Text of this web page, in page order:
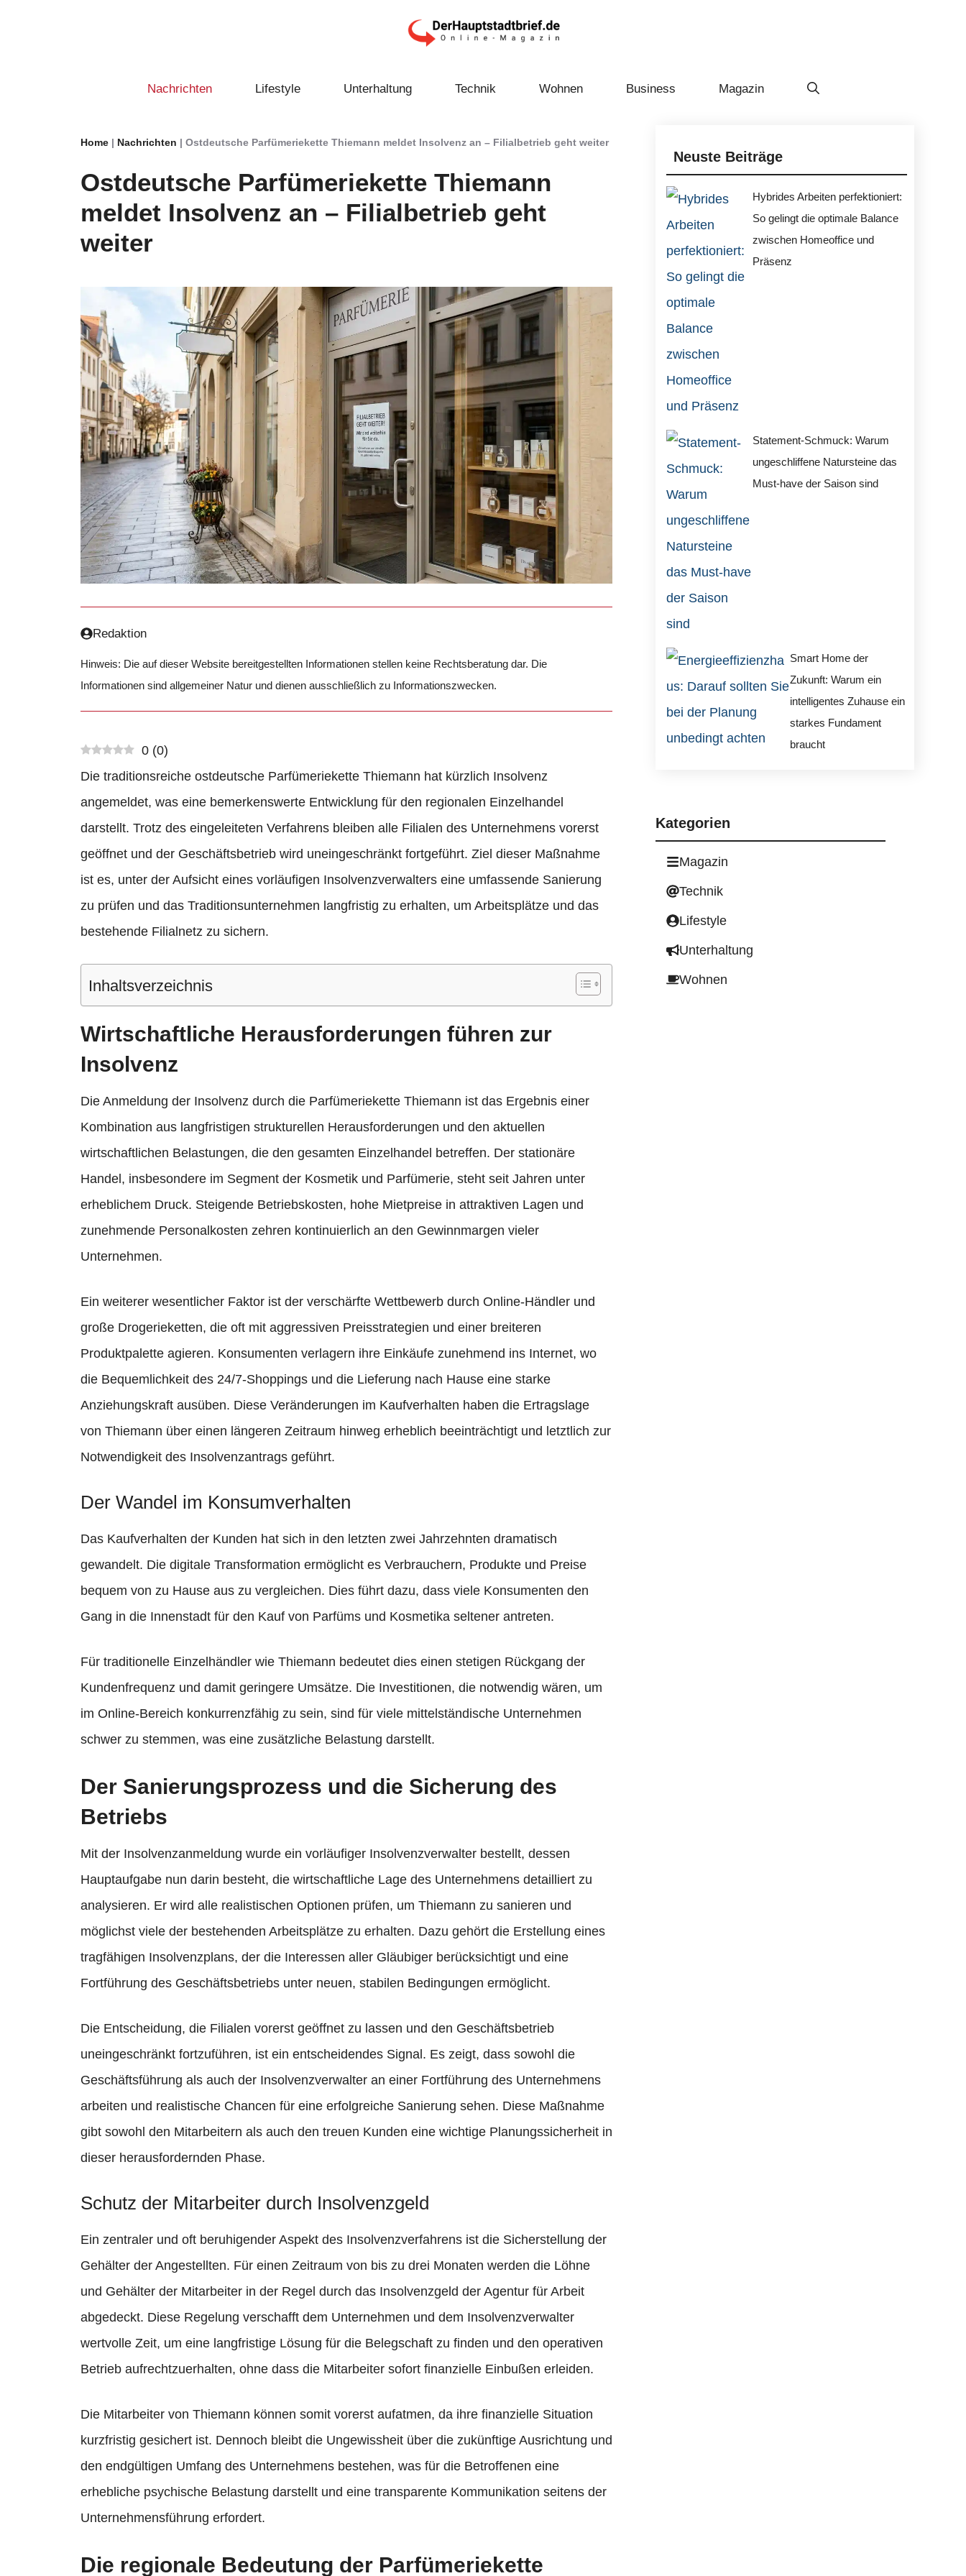
Nachrichten Lifestyle Unterhaltung Technik Wohnen Business Magazin
Home | Nachrichten | Ostdeutsche Parfümeriekette Thiemann meldet Insolvenz an – Filialbetrieb geht weiter
Ostdeutsche Parfümeriekette Thiemann
meldet Insolvenz an – Filialbetrieb geht
weiter
Redaktion
Hinweis: Die auf dieser Website bereitgestellten Informationen stellen keine Rechtsberatung dar. Die
Informationen sind allgemeiner Natur und dienen ausschließlich zu Informationszwecken.
0 (0)
Die traditionsreiche ostdeutsche Parfümeriekette Thiemann hat kürzlich Insolvenz
angemeldet, was eine bemerkenswerte Entwicklung für den regionalen Einzelhandel
darstellt. Trotz des eingeleiteten Verfahrens bleiben alle Filialen des Unternehmens vorerst
geöffnet und der Geschäftsbetrieb wird uneingeschränkt fortgeführt. Ziel dieser Maßnahme
ist es, unter der Aufsicht eines vorläufigen Insolvenzverwalters eine umfassende Sanierung
zu prüfen und das Traditionsunternehmen langfristig zu erhalten, um Arbeitsplätze und das
bestehende Filialnetz zu sichern.
Inhaltsverzeichnis
Wirtschaftliche Herausforderungen führen zur
Insolvenz
Die Anmeldung der Insolvenz durch die Parfümeriekette Thiemann ist das Ergebnis einer
Kombination aus langfristigen strukturellen Herausforderungen und den aktuellen
wirtschaftlichen Belastungen, die den gesamten Einzelhandel betreffen. Der stationäre
Handel, insbesondere im Segment der Kosmetik und Parfümerie, steht seit Jahren unter
erheblichem Druck. Steigende Betriebskosten, hohe Mietpreise in attraktiven Lagen und
zunehmende Personalkosten zehren kontinuierlich an den Gewinnmargen vieler
Unternehmen.
Ein weiterer wesentlicher Faktor ist der verschärfte Wettbewerb durch Online-Händler und
große Drogerieketten, die oft mit aggressiven Preisstrategien und einer breiteren
Produktpalette agieren. Konsumenten verlagern ihre Einkäufe zunehmend ins Internet, wo
die Bequemlichkeit des 24/7-Shoppings und die Lieferung nach Hause eine starke
Anziehungskraft ausüben. Diese Veränderungen im Kaufverhalten haben die Ertragslage
von Thiemann über einen längeren Zeitraum hinweg erheblich beeinträchtigt und letztlich zur
Notwendigkeit des Insolvenzantrags geführt.
Der Wandel im Konsumverhalten
Das Kaufverhalten der Kunden hat sich in den letzten zwei Jahrzehnten dramatisch
gewandelt. Die digitale Transformation ermöglicht es Verbrauchern, Produkte und Preise
bequem von zu Hause aus zu vergleichen. Dies führt dazu, dass viele Konsumenten den
Gang in die Innenstadt für den Kauf von Parfüms und Kosmetika seltener antreten.
Für traditionelle Einzelhändler wie Thiemann bedeutet dies einen stetigen Rückgang der
Kundenfrequenz und damit geringere Umsätze. Die Investitionen, die notwendig wären, um
im Online-Bereich konkurrenzfähig zu sein, sind für viele mittelständische Unternehmen
schwer zu stemmen, was eine zusätzliche Belastung darstellt.
Der Sanierungsprozess und die Sicherung des
Betriebs
Mit der Insolvenzanmeldung wurde ein vorläufiger Insolvenzverwalter bestellt, dessen
Hauptaufgabe nun darin besteht, die wirtschaftliche Lage des Unternehmens detailliert zu
analysieren. Er wird alle realistischen Optionen prüfen, um Thiemann zu sanieren und
möglichst viele der bestehenden Arbeitsplätze zu erhalten. Dazu gehört die Erstellung eines
tragfähigen Insolvenzplans, der die Interessen aller Gläubiger berücksichtigt und eine
Fortführung des Geschäftsbetriebs unter neuen, stabilen Bedingungen ermöglicht.
Die Entscheidung, die Filialen vorerst geöffnet zu lassen und den Geschäftsbetrieb
uneingeschränkt fortzuführen, ist ein entscheidendes Signal. Es zeigt, dass sowohl die
Geschäftsführung als auch der Insolvenzverwalter an einer Fortführung des Unternehmens
arbeiten und realistische Chancen für eine erfolgreiche Sanierung sehen. Diese Maßnahme
gibt sowohl den Mitarbeitern als auch den treuen Kunden eine wichtige Planungssicherheit in
dieser herausfordernden Phase.
Schutz der Mitarbeiter durch Insolvenzgeld
Ein zentraler und oft beruhigender Aspekt des Insolvenzverfahrens ist die Sicherstellung der
Gehälter der Angestellten. Für einen Zeitraum von bis zu drei Monaten werden die Löhne
und Gehälter der Mitarbeiter in der Regel durch das Insolvenzgeld der Agentur für Arbeit
abgedeckt. Diese Regelung verschafft dem Unternehmen und dem Insolvenzverwalter
wertvolle Zeit, um eine langfristige Lösung für die Belegschaft zu finden und den operativen
Betrieb aufrechtzuerhalten, ohne dass die Mitarbeiter sofort finanzielle Einbußen erleiden.
Die Mitarbeiter von Thiemann können somit vorerst aufatmen, da ihre finanzielle Situation
kurzfristig gesichert ist. Dennoch bleibt die Ungewissheit über die zukünftige Ausrichtung und
den endgültigen Umfang des Unternehmens bestehen, was für die Betroffenen eine
erhebliche psychische Belastung darstellt und eine transparente Kommunikation seitens der
Unternehmensführung erfordert.
Die regionale Bedeutung der Parfümeriekette
Neuste Beiträge
Hybrides Arbeiten perfektioniert:
So gelingt die optimale Balance
zwischen Homeoffice und
Präsenz
Statement-Schmuck: Warum
ungeschliffene Natursteine das
Must-have der Saison sind
Smart Home der
Zukunft: Warum ein
intelligentes Zuhause ein
starkes Fundament
braucht
Kategorien
Magazin
Technik
Lifestyle
Unterhaltung
Wohnen